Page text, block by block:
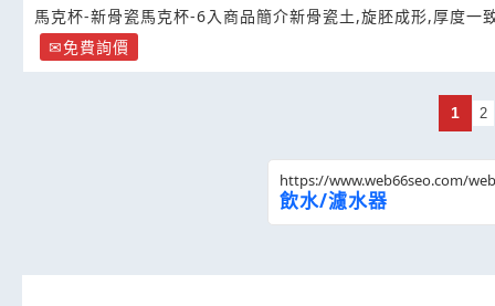
馬克杯-新骨瓷馬克杯-6入商品簡介新骨瓷土,旋胚成形,厚度一
免費詢價
1 2
https://www.web66seo.com/
飲水/濾水器